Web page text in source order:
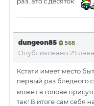
dungeon85 568
Опубликовано29
Кстати имеет место
первый раз бледного
может в голове
так! В итоге сам себя